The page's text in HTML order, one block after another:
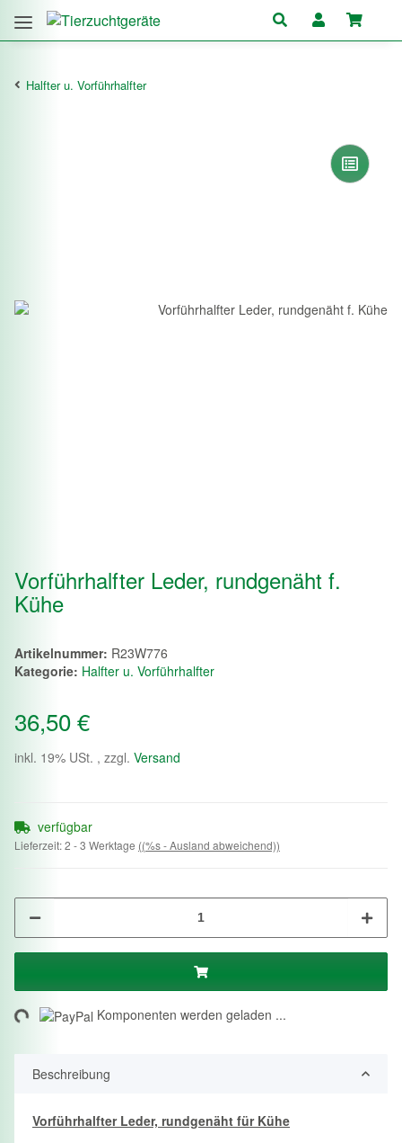
Halfter u. Vorführhalfter
Vorführhalfter Leder, rundgenäht f.
Kühe
Artikelnummer: R23W776
Kategorie: Halfter u. Vorführhalfter
36,50 €
inkl. 19% USt. , zzgl. Versand
verfügbar
Lieferzeit:2 - 3 Werktage ((%s - Ausland abweichend))
Komponenten werden geladen ...
Beschreibung
Vorführhalfter Leder, rundgenäht für Kühe